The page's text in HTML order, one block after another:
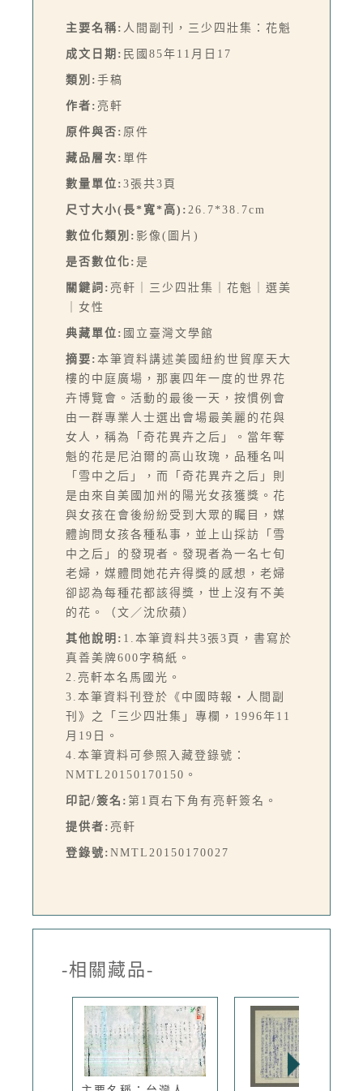
主要名稱: 人間副刊，三少四壯集：花魁
成文日期: 民國85年11月日17
類別: 手稿
作者: 亮軒
原件與否: 原件
藏品層次: 單件
數量單位: 3張共3頁
尺寸大小(長*寬*高): 26.7*38.7cm
數位化類別: 影像(圖片)
是否數位化: 是
關鍵詞: 亮軒｜三少四壯集｜花魁｜選美
｜女性
典藏單位: 國立臺灣文學館
摘要: 本筆資料講述美國紐約世貿摩天大
樓的中庭廣場，那裏四年一度的世界花
卉博覽會。活動的最後一天，按慣例會
由一群專業人士選出會場最美麗的花與
女人，稱為「奇花異卉之后」。當年奪
魁的花是尼泊爾的高山玫瑰，品種名叫
「雪中之后」，而「奇花異卉之后」則
是由來自美國加州的陽光女孩獲獎。花
與女孩在會後紛紛受到大眾的矚目，媒
體詢問女孩各種私事，並上山採訪「雪
中之后」的發現者。發現者為一名七旬
老婦，媒體問她花卉得獎的感想，老婦
卻認為每種花都該得獎，世上沒有不美
的花。（文／沈欣蘋）
其他說明: 1.本筆資料共3張3頁，書寫於
真善美牌600字稿紙。
2.亮軒本名馬國光。
3.本筆資料刊登於《中國時報‧人間副
刊》之「三少四壯集」專欄，1996年11
月19日。
4.本筆資料可參照入藏登錄號：
NMTL20150170150。
印記/簽名: 第1頁右下角有亮軒簽名。
提供者: 亮軒
登錄號: NMTL20150170027
-相關藏品-